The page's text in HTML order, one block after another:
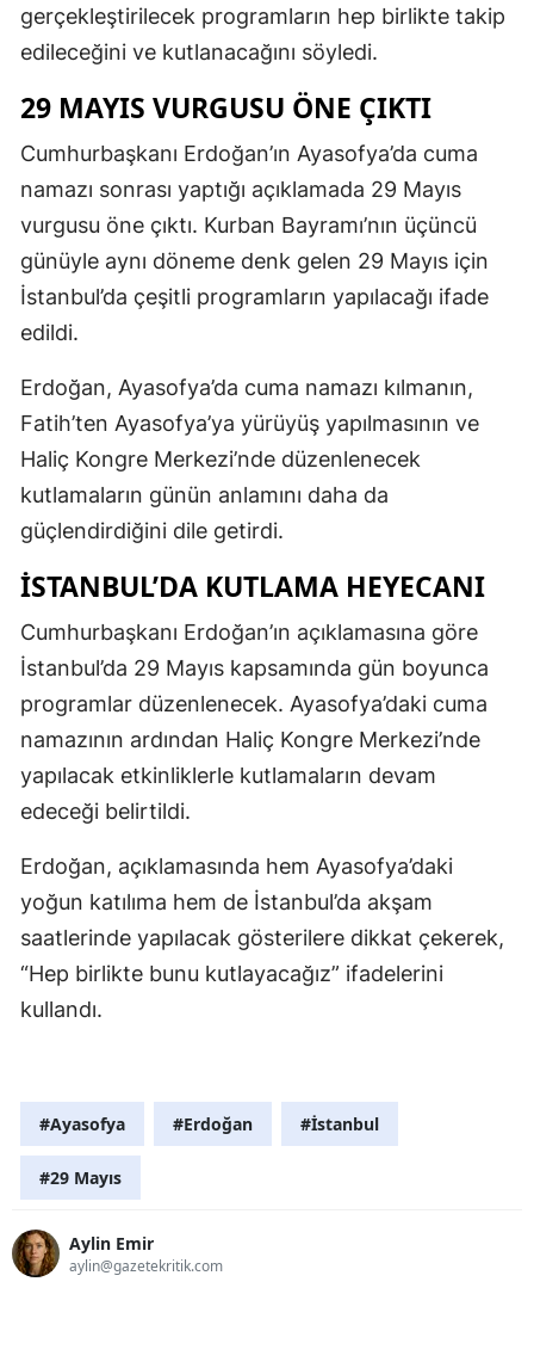
gerçekleştirilecek programların hep birlikte takip
edileceğini ve kutlanacağını söyledi.
29 MAYIS VURGUSU ÖNE ÇIKTI
Cumhurbaşkanı Erdoğan’ın Ayasofya’da cuma
namazı sonrası yaptığı açıklamada 29 Mayıs
vurgusu öne çıktı. Kurban Bayramı’nın üçüncü
günüyle aynı döneme denk gelen 29 Mayıs için
İstanbul’da çeşitli programların yapılacağı ifade
edildi.
Erdoğan, Ayasofya’da cuma namazı kılmanın,
Fatih’ten Ayasofya’ya yürüyüş yapılmasının ve
Haliç Kongre Merkezi’nde düzenlenecek
kutlamaların günün anlamını daha da
güçlendirdiğini dile getirdi.
İSTANBUL’DA KUTLAMA HEYECANI
Cumhurbaşkanı Erdoğan’ın açıklamasına göre
İstanbul’da 29 Mayıs kapsamında gün boyunca
programlar düzenlenecek. Ayasofya’daki cuma
namazının ardından Haliç Kongre Merkezi’nde
yapılacak etkinliklerle kutlamaların devam
edeceği belirtildi.
Erdoğan, açıklamasında hem Ayasofya’daki
yoğun katılıma hem de İstanbul’da akşam
saatlerinde yapılacak gösterilere dikkat çekerek,
“Hep birlikte bunu kutlayacağız” ifadelerini
kullandı.
#Ayasofya #Erdoğan #İstanbul
#29 Mayıs
Aylin Emir
aylin@gazetekritik.com